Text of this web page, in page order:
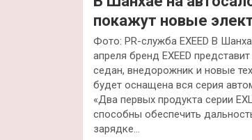
покажут новые
Фото: PR-служба EXEED В
апреля бренд EXEED
седан, внедорожник и новые
будет оснащена вся серия
«Два первых продукта серии
способны обеспечить
зарядке…